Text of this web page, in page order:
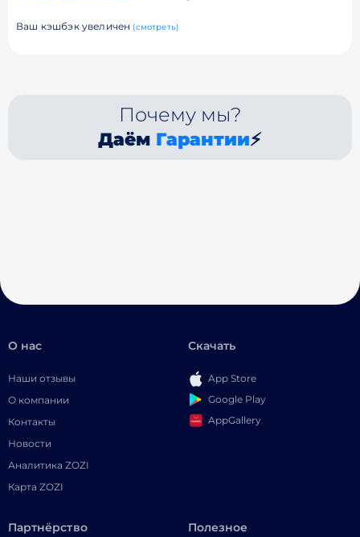
Ваш кэшбэк увеличен (смотреть)
Почему мы?
Даём Гарантии⚡
О нас
Наши отзывы
О компании
Контакты
Новости
Аналитика ZOZI
Карта ZOZI
Скачать
App Store
Google Play
AppGallery
Партнёрство Полезное